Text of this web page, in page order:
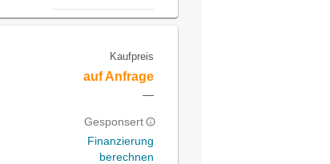
Kaufpreis
auf Anfrage
—
Gesponsert
Finanzierung
berechnen